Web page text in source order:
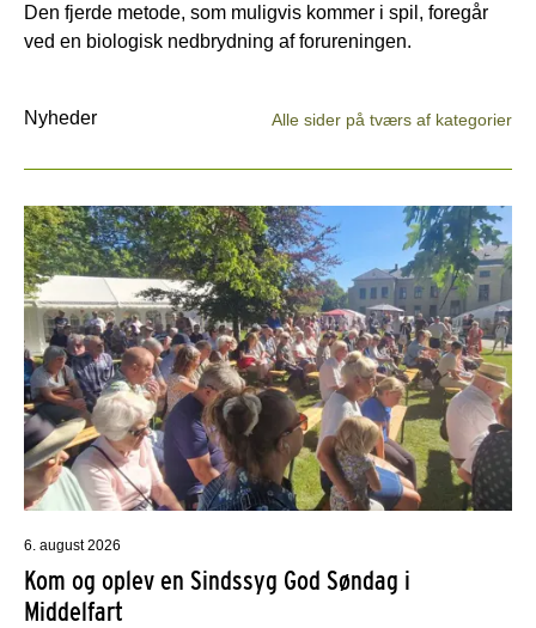
Den fjerde metode, som muligvis kommer i spil, foregår
ved en biologisk nedbrydning af forureningen.
Nyheder Alle sider på tværs af kategorier
6. august 2026
Kom og oplev en Sindssyg God Søndag i
Middelfart